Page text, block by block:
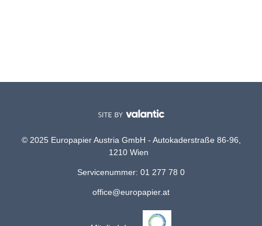
© 2025 Europapier Austria GmbH - Autokaderstraße 86-96,
1210 Wien
Servicenummer: 01 277 78 0
office@europapier.at